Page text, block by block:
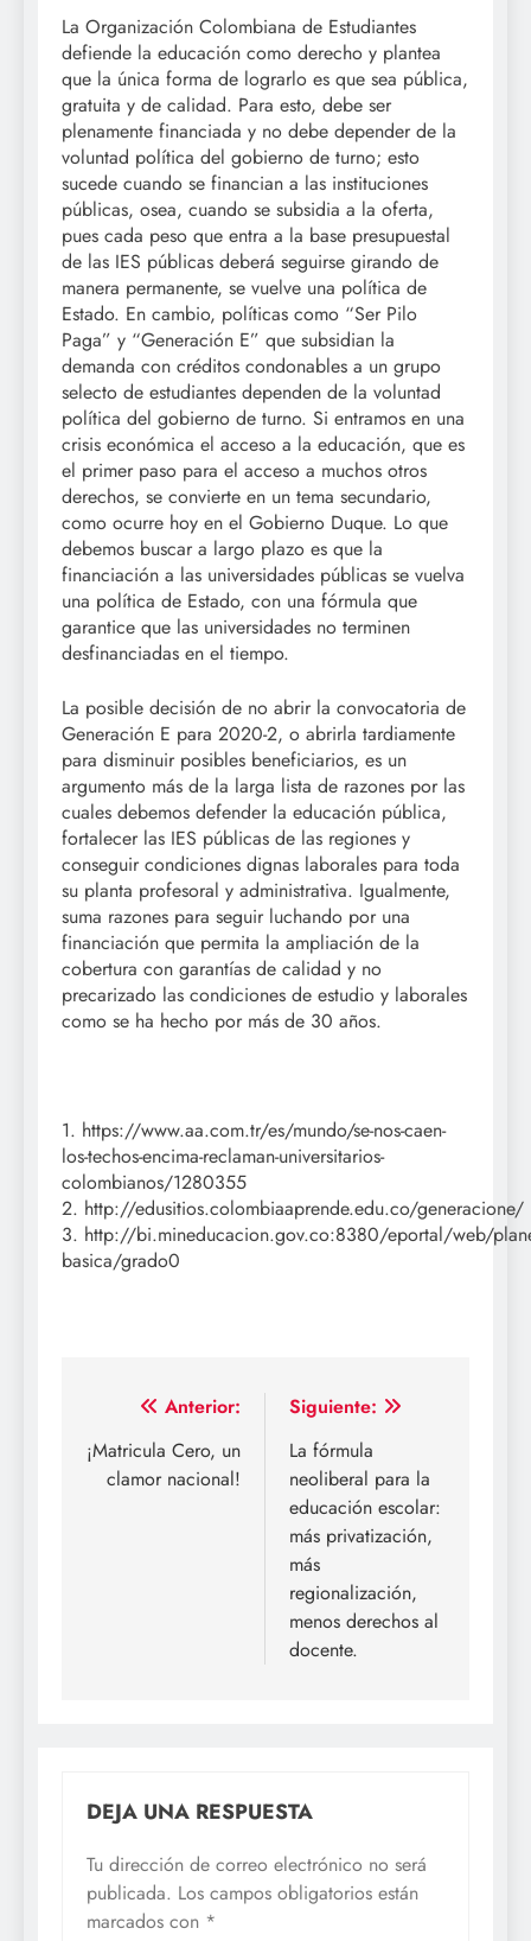
La Organización Colombiana de Estudiantes
defiende la educación como derecho y plantea
que la única forma de lograrlo es que sea pública,
gratuita y de calidad. Para esto, debe ser
plenamente financiada y no debe depender de la
voluntad política del gobierno de turno; esto
sucede cuando se financian a las instituciones
públicas, osea, cuando se subsidia a la oferta,
pues cada peso que entra a la base presupuestal
de las IES públicas deberá seguirse girando de
manera permanente, se vuelve una política de
Estado. En cambio, políticas como “Ser Pilo
Paga” y “Generación E” que subsidian la
demanda con créditos condonables a un grupo
selecto de estudiantes dependen de la voluntad
política del gobierno de turno. Si entramos en una
crisis económica el acceso a la educación, que es
el primer paso para el acceso a muchos otros
derechos, se convierte en un tema secundario,
como ocurre hoy en el Gobierno Duque. Lo que
debemos buscar a largo plazo es que la
financiación a las universidades públicas se vuelva
una política de Estado, con una fórmula que
garantice que las universidades no terminen
desfinanciadas en el tiempo.
La posible decisión de no abrir la convocatoria de
Generación E para 2020-2, o abrirla tardiamente
para disminuir posibles beneficiarios, es un
argumento más de la larga lista de razones por las
cuales debemos defender la educación pública,
fortalecer las IES públicas de las regiones y
conseguir condiciones dignas laborales para toda
su planta profesoral y administrativa. Igualmente,
suma razones para seguir luchando por una
financiación que permita la ampliación de la
cobertura con garantías de calidad y no
precarizado las condiciones de estudio y laborales
como se ha hecho por más de 30 años.
1. https://www.aa.com.tr/es/mundo/se-nos-caen-
los-techos-encima-reclaman-universitarios-
colombianos/1280355
2. http://edusitios.colombiaaprende.edu.co/generacione/
3. http://bi.mineducacion.gov.co:8380/eportal/web/
basica/grado0
Navegación
de
entradas
Anterior:
¡Matricula Cero, un
clamor nacional!
Siguiente:
La fórmula
neoliberal para la
educación escolar:
más privatización,
más
regionalización,
menos derechos al
docente.
DEJA UNA RESPUESTA
Tu dirección de correo electrónico no será
publicada. Los campos obligatorios están
marcados con *